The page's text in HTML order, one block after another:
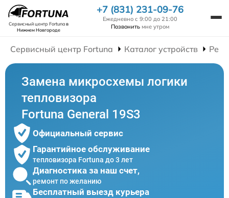
Сервисный центр Fortunaв
Нижнем Новгороде
+7 (831) 231-09-76
Ежедневно с 9:00 до 21:00
Позвонить мне утром
Сервисный центр Fortuna Каталог устройств
Замена микросхемы логики
тепловизора
Fortuna General 19S3
Официальный сервис
Гарантийное обслуживание
тепловизора Fortuna до 3 лет
Диагностика за наш счет,
ремонт по желанию
Бесплатный выезд курьера